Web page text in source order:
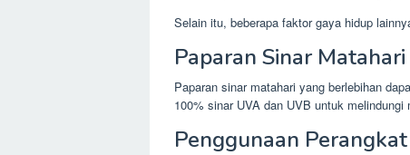
Selain itu, beberapa faktor gaya hidup
Paparan Sinar Matahari
Paparan sinar matahari yang berlebihan
100% sinar UVA dan UVB untuk
Penggunaan